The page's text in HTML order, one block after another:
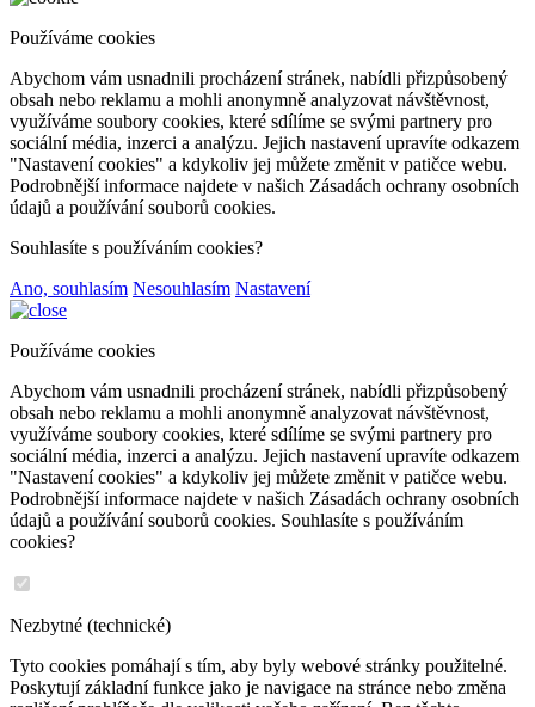
Používáme cookies
Abychom vám usnadnili procházení stránek, nabídli přizpůsobený
obsah nebo reklamu a mohli anonymně analyzovat návštěvnost,
využíváme soubory cookies, které sdílíme se svými partnery pro
sociální média, inzerci a analýzu. Jejich nastavení upravíte odkazem
"Nastavení cookies" a kdykoliv jej můžete změnit v patičce webu.
Podrobnější informace najdete v našich Zásadách ochrany osobních
údajů a používání souborů cookies.
Souhlasíte s používáním cookies?
Ano, souhlasím Nesouhlasím Nastavení
Používáme cookies
Abychom vám usnadnili procházení stránek, nabídli přizpůsobený
obsah nebo reklamu a mohli anonymně analyzovat návštěvnost,
využíváme soubory cookies, které sdílíme se svými partnery pro
sociální média, inzerci a analýzu. Jejich nastavení upravíte odkazem
"Nastavení cookies" a kdykoliv jej můžete změnit v patičce webu.
Podrobnější informace najdete v našich Zásadách ochrany osobních
údajů a používání souborů cookies. Souhlasíte s používáním
cookies?
Nezbytné (technické)
Tyto cookies pomáhají s tím, aby byly webové stránky použitelné.
Poskytují základní funkce jako je navigace na stránce nebo změna